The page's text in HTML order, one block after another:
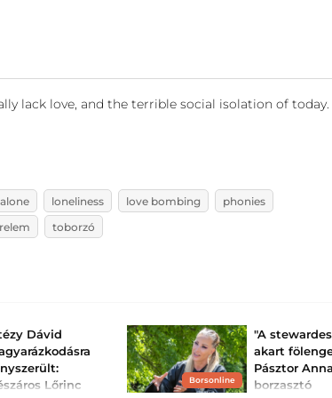
lack love, and the terrible social isolation of today.
loneliness love bombing
phonies
toborzó
Dávid
Lőrinc
Borsonline
"A
akart
Pásztor Anna
borzasztó